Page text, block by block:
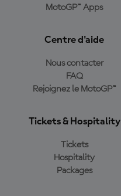
MotoGP™ Apps
Centre d'aide
Nous contacter
FAQ
Rejoignez le MotoGP™
Tickets & Hospitality
Tickets
Hospitality
Packages